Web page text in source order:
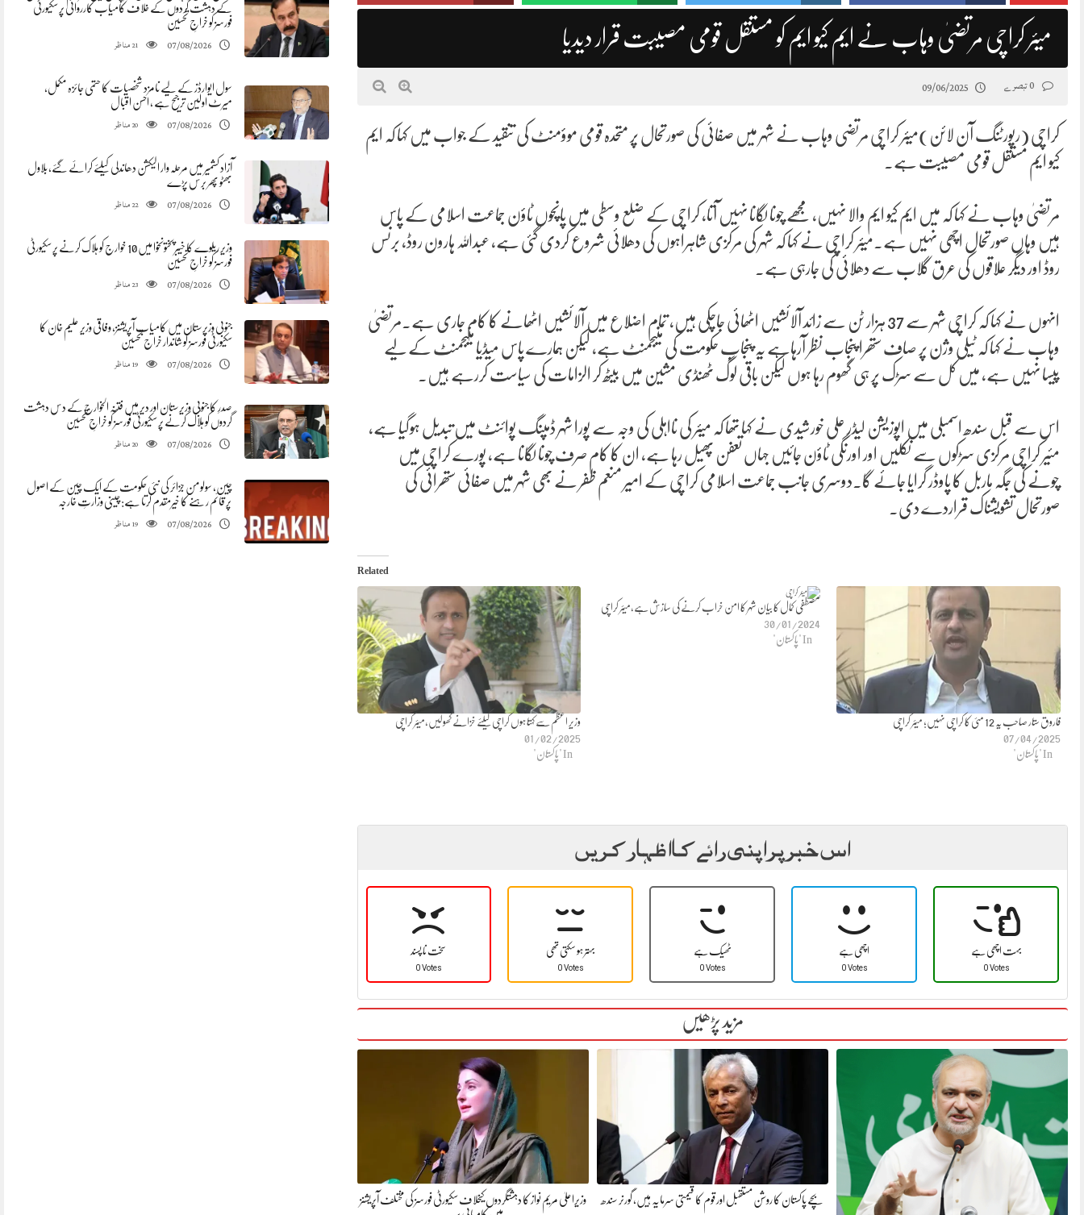
کے دہشت گردوں کے خلاف کامیاب کارروائی پر سکیورٹی
فورسز کو خراجِ تحسین
07/08/2026
21مناظر
سول ایوارڈز کے لیے نامزد شخصیات کا حتمی جائزہ مکمل،
میرٹ اولین ترجیح ہے ، احسن اقبال
07/08/2026
20مناظر
آزاد کشمیر میں مرحلہ وار الیکشن دھاندلی کیلئے کرائے گئے، بلاول
بھٹو پھر برس پڑے
07/08/2026
22مناظر
وزیر ریلوے کا خیبرپختونخوا میں 10 خوارج کو ہلاک کرنے پر سکیورٹی
فورسز کو خراجِ تحسین
07/08/2026
23مناظر
جنوبی وزیرستان میں کامیاب آپریشنز، وفاقی وزیر علیم خان کا
سکیورٹی فورسز کو شاندار خراج تحسین
07/08/2026
19مناظر
صدرِ کا جنوبی وزیرستان اور دیر میں فتنہ الخوارج کے دس دہشت
گردوں کو ہلاک کرنے پر سکیورٹی فورسز کو خراجِ تحسین
07/08/2026
20مناظر
چین، سولومن جزائر کی نئی حکومت کے ایک چین کے اصول
پر قائم رہنے کا خیرمقدم کرتا ہے: چینی وزارتِ خارجہ
07/08/2026
19مناظر
میئر کراچی مرتضیٰ وہاب نے ایم کیو ایم کو مستقل قومی مصیبت قرار دیدیا
09/06/2025
کراچی (رپورٹنگ آن لائن)میئر کراچی مرتضی وہاب نے شہر میں صفائی کی صورتحال پر متحدہ قومی موؤمنٹ کی تنقید کے جواب میں کہا کہ ایم
کیو ایم مستقل قومی مصیبت ہے۔
مرتضیٰ وہاب نے کہا کہ میں ایم کیو ایم والا نہیں، مجھے چونا لگانا نہیں آتا، کراچی کے ضلع وسطی میں پانچوں ٹاؤن جماعت اسلامی کے پاس
ہیں وہاں صورتحال اچھی نہیں ہے۔میئر کراچی نے کہا کہ شہر کی مرکزی شاہراہوں کی دھلائی شروع کردی گئی ہے، عبداللہ ہارون روڈ، برنس
روڈ اور دیگر علاقوں کی عرق گلاب سے دھلائی کی جارہی ہے۔
انہوں نے کہا کہ کراچی شہر سے 37 ہزار ٹن سے زائد آلائشیں اٹھائی جاچکی ہیں، تمام اضلاع میں آلائشیں اٹھانے کا کام جاری ہے۔مرتضیٰ
وہاب نے کہا کہ ٹیلی وژن پر صاف ستھرا پنجاب نظر آرہاہے یہ پنجاب حکومت کی منیجمنٹ ہے، لیکن ہمارے پاس میڈیا منیجمنٹ کے لیے
پیسا نہیں ہے، میں کل سے سڑک پر ہی گھوم رہا ہوں لیکن باقی لوگ ٹھنڈی مشین میں بیٹھ کر الزامات کی سیاست کررہے ہیں۔
اس سے قبل سندھ اسمبلی میں اپوزیشن لیڈر علی خورشیدی نے کہا تھا کہ میئر کی نااہلی کی وجہ سے پورا شہر ڈمپنگ پوائنٹ میں تبدیل ہوگیا ہے،
مئیر کراچی مرکزی سڑکوں سے نکلیں اور اورنگی ٹاؤن جائیں جہاں تعفن پھیل رہا ہے، ان کا کام صرف چونا لگانا ہے، پورے کراچی میں
چونے کی جگہ ماربل کا پاوڈر گرایا جائے گا۔دوسری جانب جماعت اسلامی کراچی کے امیر منعم ظفر نے بھی شہر میں صفائی ستھرائی کی
صورتحال تشویشناک قراردے دی۔
Related
وزیرِ اعظم سے کہتا ہوں کراچی کیلئے خزانے کھولیں،میئر کراچی
01/02/2025
In "پاکستان"
مصطفی کمال کا بیان شہر کا امن خراب کرنے کی سازش ہے،میئر کراچی
30/01/2024
In "پاکستان"
فاروق ستار صاحب یہ 12 مئی کا کراچی نہیں؛ میئر کراچی
07/04/2025
In "پاکستان"
اس خبر پر اپنی رائے کا اظہار کریں
سخت نا پسند
0 Votes
بہتر ہو سکتی تھی
0 Votes
ٹھیک ہے
0 Votes
اچھی ہے
0 Votes
بہت اچھی ہے
0 Votes
مزید پڑھیں
بچے پاکستان کا روشن مستقبل اور قوم کا قیمتی سرمایہ ہیں، گورنر سندھ
وزیراعلیٰ مریم نواز کا دہشتگردوں کیخلاف سکیورٹی فورسز کی مختلف آپریشنز